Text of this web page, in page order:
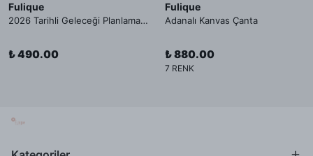
Fulique
2026 Tarihli Geleceği Planlama Ajandası İç Sayfa
₺ 490.00
Fulique
Adanalı Kanvas Çanta
₺ 880.00
7 RENK